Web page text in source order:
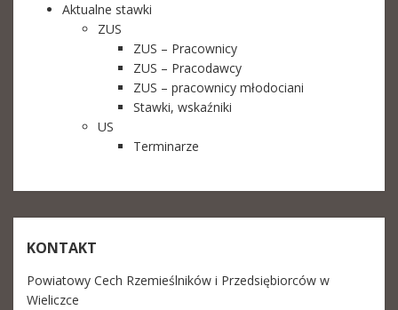
Aktualne stawki
ZUS
ZUS – Pracownicy
ZUS – Pracodawcy
ZUS – pracownicy młodociani
Stawki, wskaźniki
US
Terminarze
KONTAKT
Powiatowy Cech Rzemieślników i Przedsiębiorców w
Wieliczce